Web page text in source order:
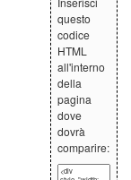
questo
codice
HTML
all'interno
della
pagina
dove
dovrà
comparire: